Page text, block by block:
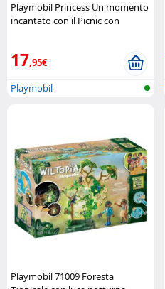
Playmobil Princess Un momento
incantato con il Picnic con
17,95€
Playmobil
Playmobil 71009 Foresta